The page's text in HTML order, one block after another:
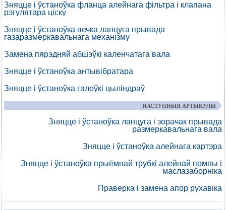
Зняцце і ўстаноўка фланца алейнага фільтра і клапана
рэгулятара ціску
Зняцце і ўстаноўка вечка ланцуга прывада
газаразмеркавальнага механізму
Замена пярэдняй абшэўкі каленчатага вала
Зняцце і ўстаноўка антывібратара
Зняцце і ўстаноўка галоўкі цыліндраў
НАСТУПНЫЯ АРТЫКУЛЫ
Зняцце і ўстаноўка ланцуга і зорачак прывада
размеркавальнага вала
Зняцце і ўстаноўка алейнага картэра
Зняцце і ўстаноўка прыёмнай трубкі алейнай помпы і
маслазаборніка
Праверка і замена апор рухавіка